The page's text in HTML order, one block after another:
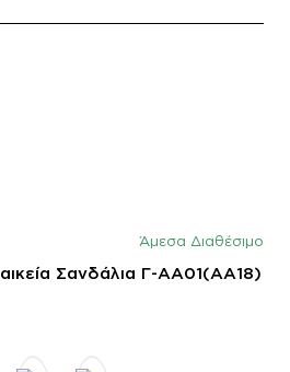
Άμεσα Διαθέσιμο
Σανδάλια Γ-AA01(AA18)